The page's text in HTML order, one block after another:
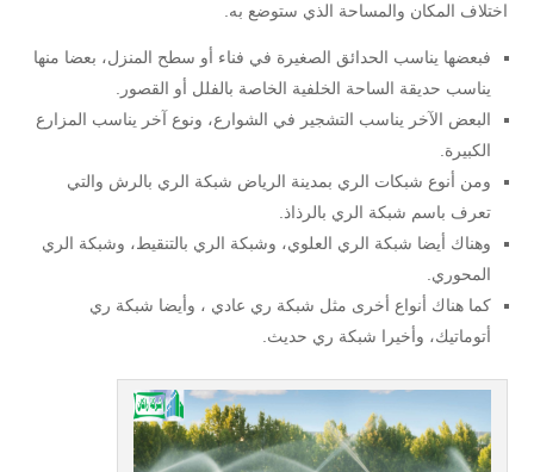
اختلاف المكان والمساحة الذي ستوضع به.
فبعضها يناسب الحدائق الصغيرة في فناء أو سطح المنزل، بعضا منها
يناسب حديقة الساحة الخلفية الخاصة بالفلل أو القصور.
البعض الآخر يناسب التشجير في الشوارع، ونوع آخر يناسب المزارع
الكبيرة.
ومن أنوع شبكات الري بمدينة الرياض شبكة الري بالرش والتي
تعرف باسم شبكة الري بالرذاذ.
وهناك أيضا شبكة الري العلوي، وشبكة الري بالتنقيط، وشبكة الري
المحوري.
كما هناك أنواع أخرى مثل شبكة ري عادي ، وأيضا شبكة ري
أتوماتيك، وأخيرا شبكة ري حديث.